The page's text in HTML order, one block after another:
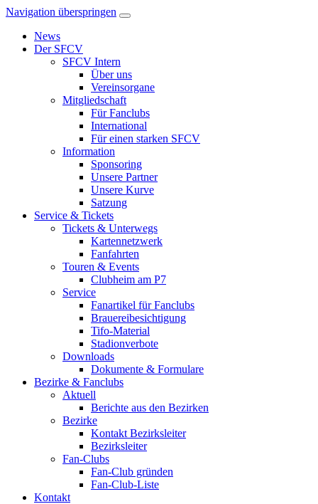
Navigation überspringen
News
Der SFCV
SFCV Intern
Über uns
Vereinsorgane
Mitgliedschaft
Für Fanclubs
International
Für einen starken SFCV
Information
Sponsoring
Unsere Partner
Unsere Kurve
Satzung
Service & Tickets
Tickets & Unterwegs
Kartennetzwerk
Fanfahrten
Touren & Events
Clubheim am P7
Service
Fanartikel für Fanclubs
Brauereibesichtigung
Tifo-Material
Stadionverbote
Downloads
Dokumente & Formulare
Bezirke & Fanclubs
Aktuell
Berichte aus den Bezirken
Bezirke
Kontakt Bezirksleiter
Bezirksleiter
Fan-Clubs
Fan-Club gründen
Fan-Club-Liste
Kontakt